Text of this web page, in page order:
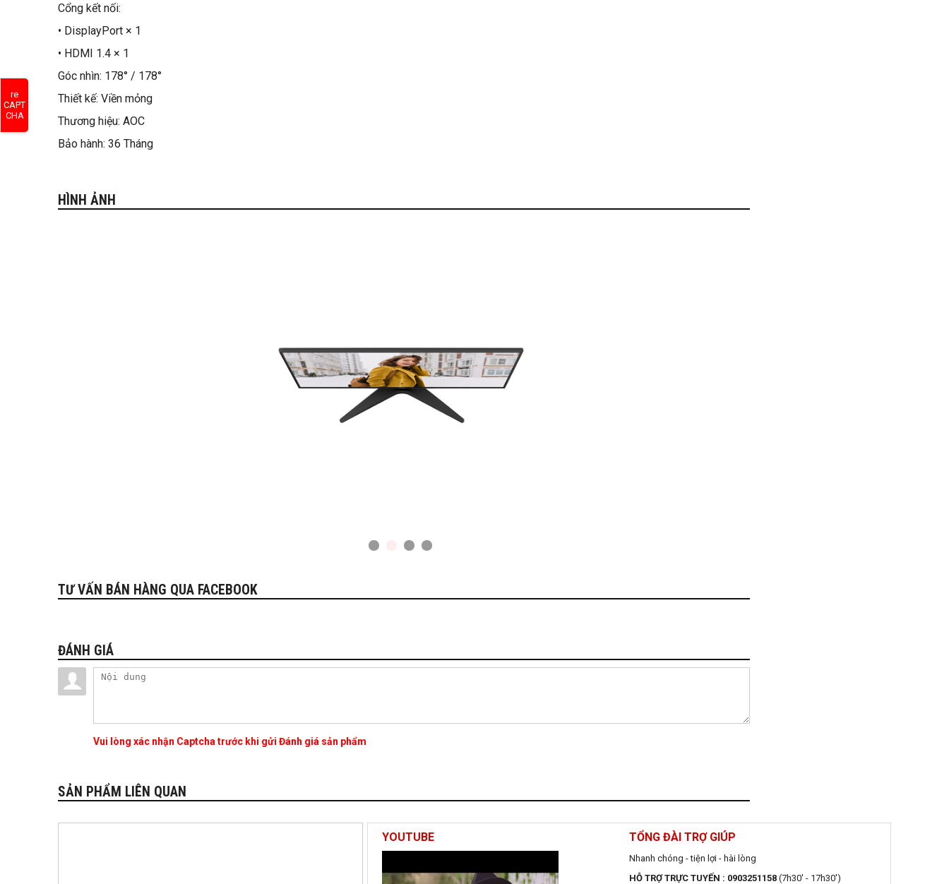
Cổng kết nối:
• DisplayPort × 1
• HDMI 1.4 × 1
Góc nhìn: 178° / 178°
Thiết kế: Viền mỏng
Thương hiệu: AOC
Bảo hành: 36 Tháng
HÌNH ẢNH
TƯ VẤN BÁN HÀNG QUA FACEBOOK
ĐÁNH GIÁ
re
CAPT
CHA
Vui lòng xác nhận Captcha trước khi gửi Đánh giá sản phẩm
SẢN PHẨM LIÊN QUAN
YOUTUBE TỔNG ĐÀI TRỢ GIÚP
Nhanh chóng - tiện lợi - hài lòng
HỖ TRỢ TRỰC TUYẾN : 0903251158 (7h30' - 17h30')